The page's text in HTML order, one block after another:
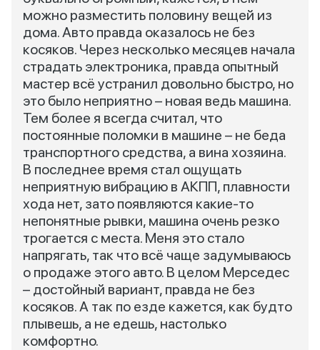
можно разместить половину вещей из
дома. Авто правда оказалось не без
косяков. Через несколько месяцев начала
страдать электроника, правда опытный
мастер всё устранил довольно быстро, но
это было неприятно – новая ведь машина.
Тем более я всегда считал, что
постоянные поломки в машине – не беда
транспортного средства, а вина хозяина.
В последнее время стал ощущать
неприятную вибрацию в АКПП, плавности
хода нет, зато появляются какие-то
непонятные рывки, машина очень резко
трогается с места. Меня это стало
напрягать, так что всё чаще задумываюсь
о продаже этого авто. В целом Мерседес
– достойный вариант, правда не без
косяков. А так по езде кажется, как будто
плывешь, а не едешь, настолько
комфортно.